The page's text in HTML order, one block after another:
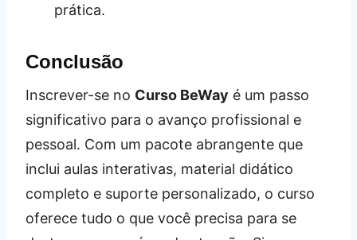
prática.
Conclusão
Inscrever-se no Curso BeWay é um passo
significativo para o avanço profissional e
pessoal. Com um pacote abrangente que
inclui aulas interativas, material didático
completo e suporte personalizado, o curso
oferece tudo o que você precisa para se